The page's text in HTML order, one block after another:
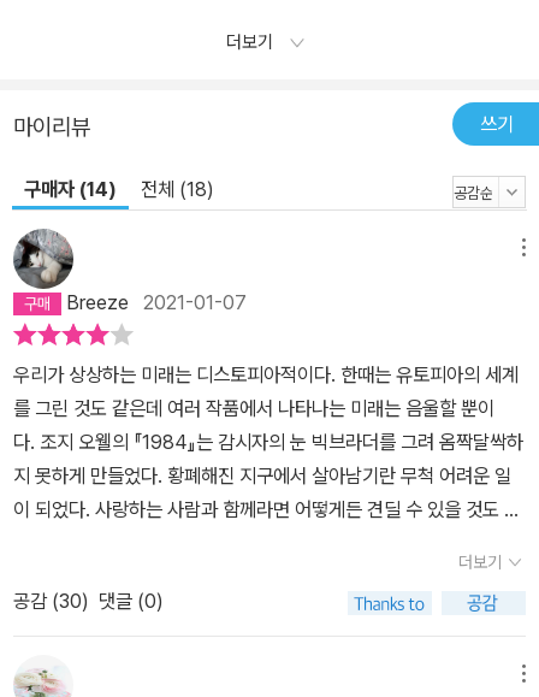
더보기
마이리뷰 쓰기
구매자 (14) 전체 (18)
Breeze 2021-01-07
우리가 상상하는 미래는 디스토피아적이다. 한때는 유토피아의 세계
를 그린 것도 같은데 여러 작품에서 나타나는 미래는 음울할 뿐이
다. 조지 오웰의 『1984』는 감시자의 눈 빅브라더를 그려 옴짝달싹하
지 못하게 만들었다. 황폐해진 지구에서 살아남기란 무척 어려운 일
이 되었다. 사랑하는 사람과 함께라면 어떻게든 견딜 수 있을 것도 같
낳기 위한 도구로 여겨진다면. 그래도 살아갈 희망을 가질 수 있을
까. 마거릿 애트우드의 소설 『시녀 이야기』는 전쟁과 환경오염 때문
에 더 이상 아이가 태어나기 힘든 21세기의 미국을 그렸다. 소설 속
여성의 지위는 각 계급에 따라 다른 취급을 받는다. 아이를 낳을 수 없
더보기
공감 (30) 댓글 (0)